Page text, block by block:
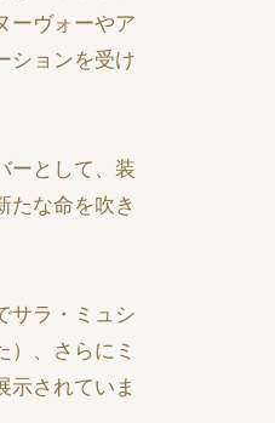
ーヴォーやア
ションを受け
ーとして、装
たな命を吹き
サラ・ミュシ
）、さらにミ
示されていま